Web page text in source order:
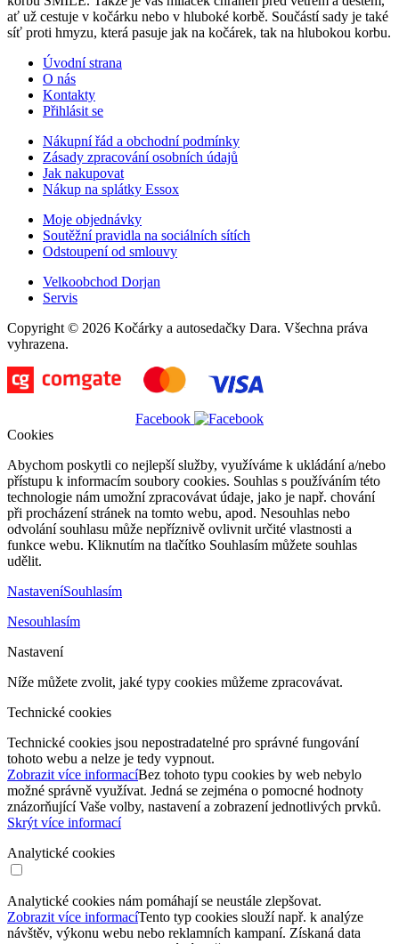
ať už cestuje v kočárku nebo v hluboké korbě. Součástí sady je také
síť proti hmyzu, která pasuje jak na kočárek, tak na hlubokou korbu.
Úvodní strana
O nás
Kontakty
Přihlásit se
Nákupní řád a obchodní podmínky
Zásady zpracování osobních údajů
Jak nakupovat
Nákup na splátky Essox
Moje objednávky
Soutěžní pravidla na sociálních sítích
Odstoupení od smlouvy
Velkoobchod Dorjan
Servis
Copyright © 2026 Kočárky a autosedačky Dara. Všechna práva
vyhrazena.
Facebook
Cookies
Abychom poskytli co nejlepší služby, využíváme k ukládání a/nebo
přístupu k informacím soubory cookies. Souhlas s používáním této
technologie nám umožní zpracovávat údaje, jako je např. chování
při procházení stránek na tomto webu, apod. Nesouhlas nebo
odvolání souhlasu může nepříznivě ovlivnit určité vlastnosti a
funkce webu. Kliknutím na tlačítko Souhlasím můžete souhlas
udělit.
NastaveníSouhlasím
Nesouhlasím
Nastavení
Níže můžete zvolit, jaké typy cookies můžeme zpracovávat.
Technické cookies
Technické cookies jsou nepostradatelné pro správné fungování
tohoto webu a nelze je tedy vypnout.
Zobrazit více informacíBez tohoto typu cookies by web nebylo
možné správně využívat. Jedná se zejména o pomocné hodnoty
znázorňující Vaše volby, nastavení a zobrazení jednotlivých prvků.
Skrýt více informací
Analytické cookies
Analytické cookies nám pomáhají se neustále zlepšovat.
Zobrazit více informacíTento typ cookies slouží např. k analýze
návštěv, výkonu webu nebo reklamních kampaní. Získaná data